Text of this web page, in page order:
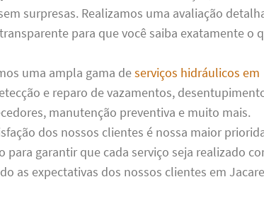
surpresas. Realizamos uma avaliação
para que você saiba exatamente o
uma ampla gama deserviços hidráulicos em
e reparo de vazamentos,
manutenção preventiva e muito mais.
dos nossos clientes é nossa maior
para garantir que cada serviço seja realizado
as expectativas dos nossos clientes em